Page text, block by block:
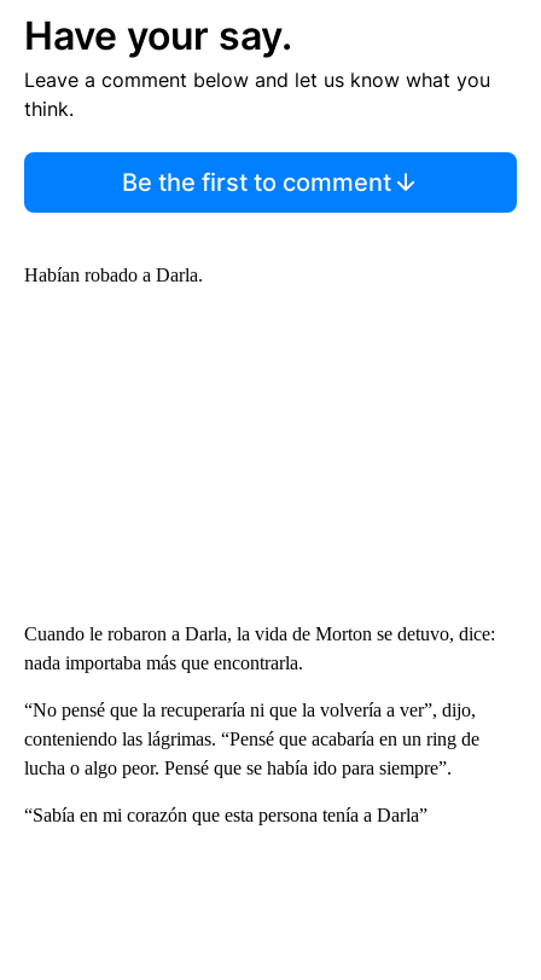
Have your say.
Leave a comment below and let us know what you
think.
Be the first to comment
Habían robado a Darla.
Cuando le robaron a Darla, la vida de Morton se detuvo, dice:
nada importaba más que encontrarla.
“No pensé que la recuperaría ni que la volvería a ver”, dijo,
conteniendo las lágrimas. “Pensé que acabaría en un ring de
lucha o algo peor. Pensé que se había ido para siempre”.
“Sabía en mi corazón que esta persona tenía a Darla”